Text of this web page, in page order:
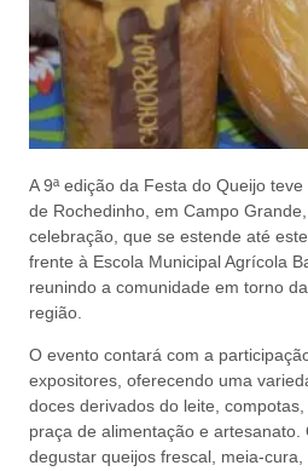
A 9ª edição da Festa do Queijo
de Rochedinho, em Campo
celebração, que se estende até
frente à Escola Municipal Agrícola
reunindo a comunidade em torno
região.
O evento contará com a
expositores, oferecendo uma
doces derivados do leite,
praça de alimentação e artesanato.
degustar queijos frescal, meia-